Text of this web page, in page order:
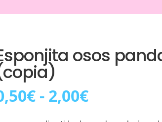
osos
€ - 2,00€Rango
de